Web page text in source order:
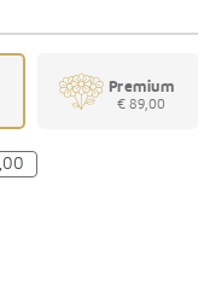
Premium
€ 89,00